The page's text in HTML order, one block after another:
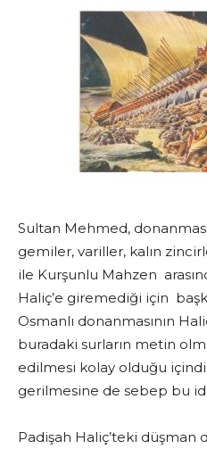
Sultan Mehmed,
gemiler, variller, kalın
ile Kurşunlu Mahzen
Haliç’e giremediği için
Osmanlı donanmasının
buradaki surların metin
edilmesi kolay olduğu
gerilmesine de sebep bu
Padişah Haliç’teki düşman